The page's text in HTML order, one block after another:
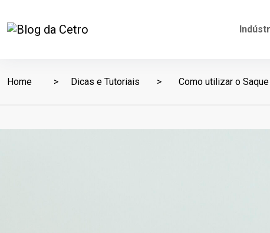
Home Dicas e Tutoriais Como utilizar o